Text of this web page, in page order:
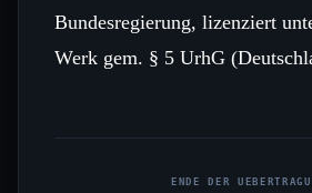
Bundesregierung, lizenziert
Werk gem. § 5 UrhG
ENDE DER